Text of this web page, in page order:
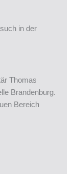
in der
Thomas
Brandenburg.
Bereich